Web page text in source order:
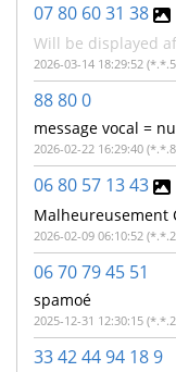
07 80 60 31 38
Will be displayed
2026-03-14 18:29:52
88 80 0
2026-02-22 16:29:40
06 80 57 13 43
2026-02-09 06:10:52
06 70 79 45 51
spamoé
2025-12-31 12:30:15
33 42 44 94 18 9